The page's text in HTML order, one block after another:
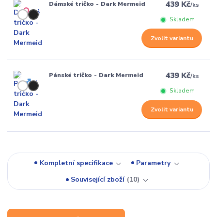
Dámské tričko - Dark Mermeid 439 Kč/ks
Skladem
Zvolit variantu
Pánské tričko - Dark Mermeid 439 Kč/ks
Skladem
Zvolit variantu
Kompletní specifikace
Parametry
Související zboží
10